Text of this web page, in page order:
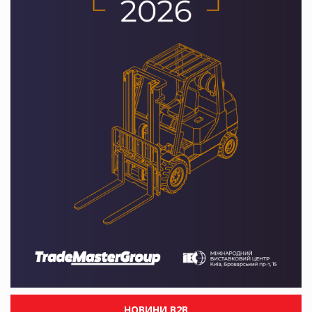
НОВИНИ B2B